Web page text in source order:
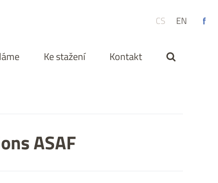
Ke stažení Kontakt
CS EN
ASAF